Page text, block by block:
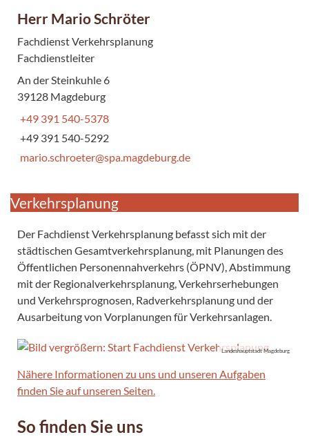
Herr Mario Schröter
Fachdienst Verkehrsplanung
Fachdienstleiter
An der Steinkuhle 6
39128 Magdeburg
+49 391 540-5378
+49 391 540-5292
mario.schroeter@spa.magdeburg.de
Verkehrsplanung
Der Fachdienst Verkehrsplanung befasst sich mit der
städtischen Gesamtverkehrsplanung, mit Planungen des
Öffentlichen Personennahverkehrs (ÖPNV), Abstimmung
mit der Regionalverkehrsplanung, Verkehrserhebungen
und Verkehrsprognosen, Radverkehrsplanung und der
Ausarbeitung von Vorplanungen für Verkehrsanlagen.
Landeshauptstadt Magdeburg
Nähere Informationen zu uns und unseren Aufgaben
finden Sie auf unseren Seiten.
So finden Sie uns